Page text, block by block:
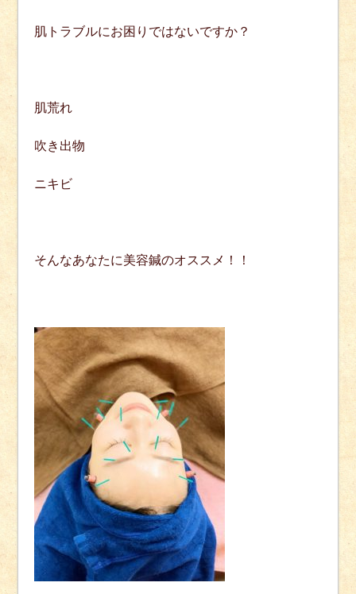
肌トラブルにお困りではないですか？
肌荒れ
吹き出物
ニキビ
そんなあなたに美容鍼のオススメ！！